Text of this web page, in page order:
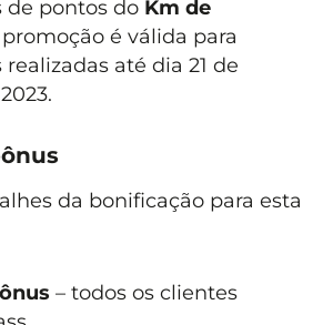
de pontos do Km de
promoção é válida para
até dia 21 de
da bonificação para esta
– todos os clientes